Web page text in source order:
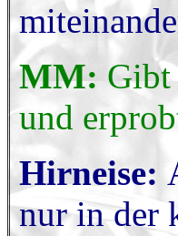
MM: Gibt
und
Hirneise:
nur in der